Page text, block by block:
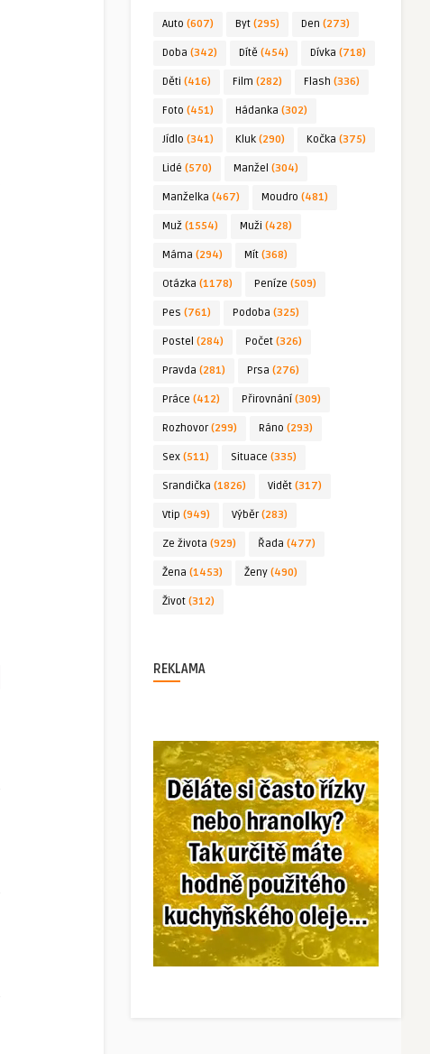
Auto (607) Byt (295) Den (273)
Doba (342) Dítě (454) Dívka (718)
Děti (416) Film (282) Flash (336)
Foto (451) Hádanka (302)
Jídlo (341) Kluk (290) Kočka (375)
Lidé (570) Manžel (304)
Manželka (467) Moudro (481)
Muž (1554) Muži (428)
Máma (294) Mít (368)
Otázka (1178) Peníze (509)
Pes (761) Podoba (325)
Postel (284) Počet (326)
Pravda (281) Prsa (276)
Práce (412) Přirovnání (309)
Rozhovor(299) Ráno (293)
Sex (511) Situace (335)
Srandička (1826) Vidět (317)
Vtip (949) Výběr(283)
Ze života (929) Řada (477)
Žena (1453) Ženy (490)
Život (312)
REKLAMA